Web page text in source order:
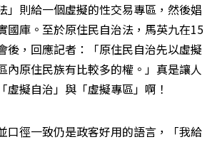
」則給一個虛擬的性交易專區，然後娼
國庫。至於原住民自治法，馬英九在15
後，回應記者：「原住民自治先以虛擬
內原住民族有比較多的權。」真是讓人
虛擬自治」與「虛擬專區」啊！
口徑一致仍是政客好用的語言，「我給